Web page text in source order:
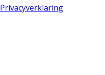
Privacyverklaring